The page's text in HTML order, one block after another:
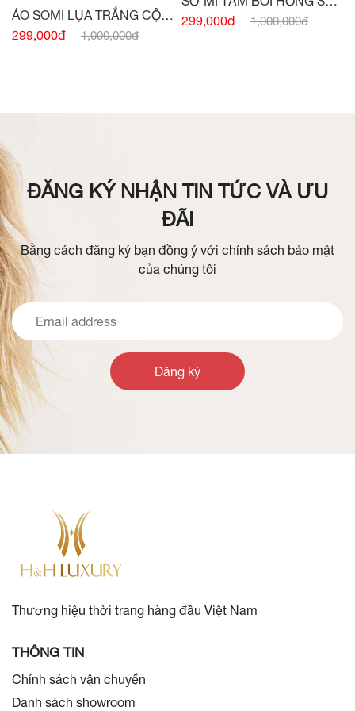
ÁO SOMI LỤA TRẮNG CỘC
TAY BẤU MÍ THÂN
299,000đ 1,000,000đ
SIÊU NHẸ
299,000đ 1,000,000đ
ĐĂNG KÝ NHẬN TIN TỨC VÀ ƯU
ĐÃI
Bằng cách đăng ký bạn đồng ý với chính sách bảo mật
của chúng tôi
Đăng ký
Thương hiệu thời trang hàng đầu Việt Nam
THÔNG TIN
Chính sách vận chuyển
Danh sách showroom